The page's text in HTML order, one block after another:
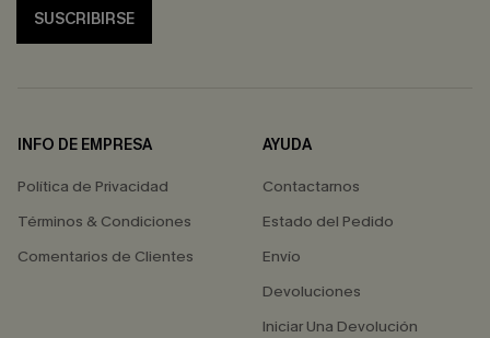
SUSCRIBIRSE
INFO DE EMPRESA
Política de Privacidad
Términos & Condiciones
Comentarios de Clientes
AYUDA
Contactarnos
Estado del Pedido
Envío
Devoluciones
Iniciar Una Devolución